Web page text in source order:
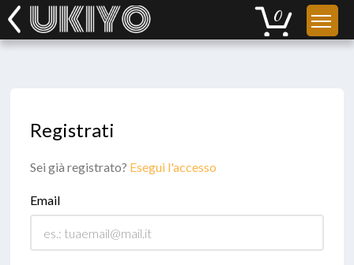
Registrati
Sei già registrato? Esegui l'accesso
Email